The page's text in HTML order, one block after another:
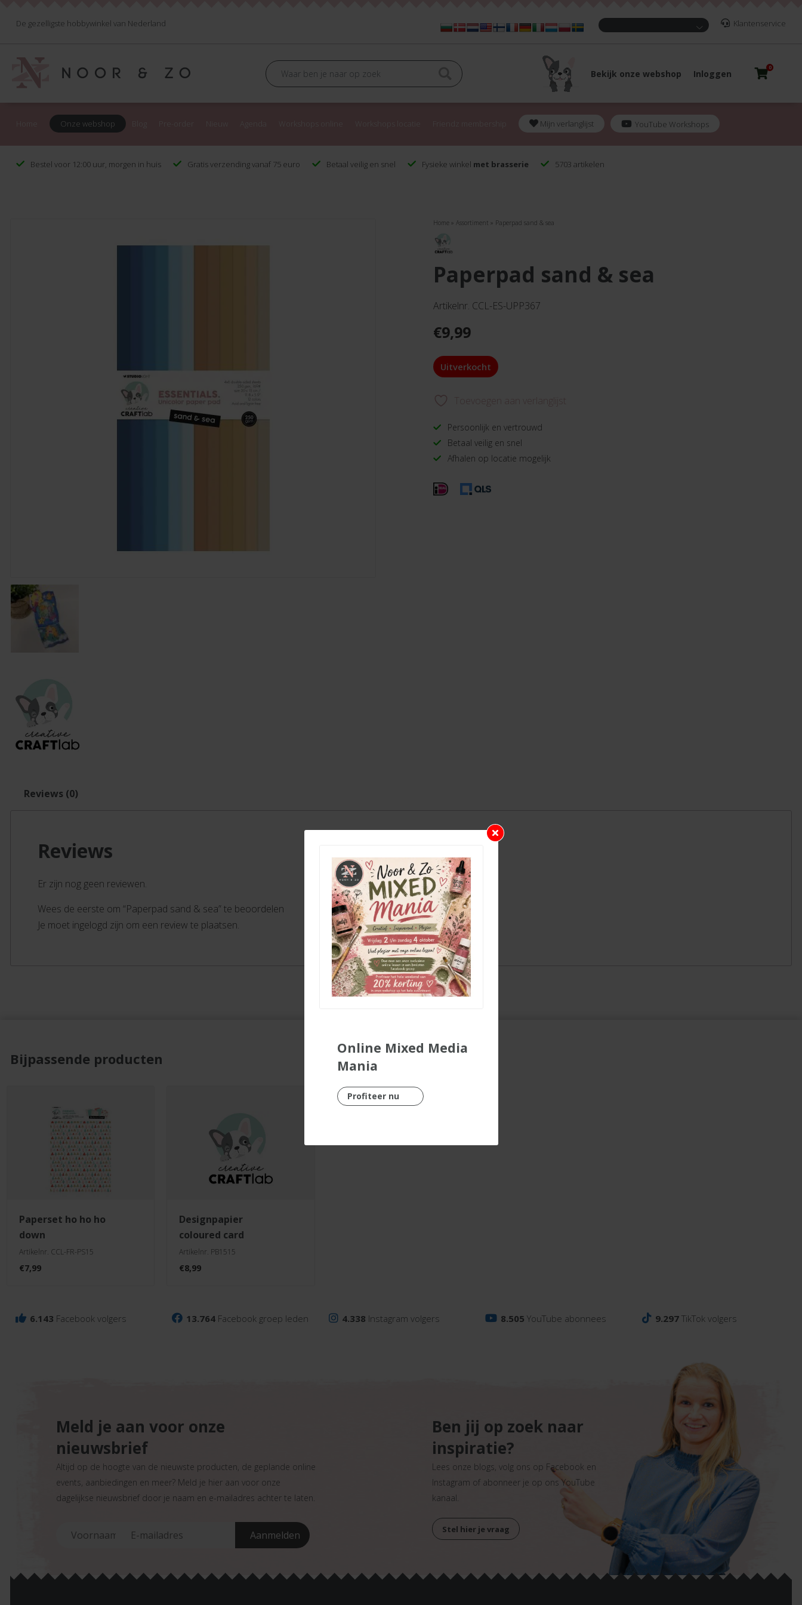
De gezelligste hobbywinkel van Nederland Klantenservice
Bekijk onze webshop Inloggen
0
Onze webshop Mijn verlanglijst YouTube Workshops
Bestel voor 12:00 uur, morgen in huis Gratis verzending vanaf 75 euro Betaal veilig en snel Fysieke winkel met brasserie 5703 artikelen
Home »Assortiment » Paperpad sand & sea
paperpad sand & sea
Artikelnr. CCL-ES-UPP367
€9,99
Uitverkocht
Toevoegen aan verlanglijst
Persoonlijk en vertrouwd
Betaal veilig en snel
Afhalen op locatie mogelijk
Reviews (0)
Reviews
Er zijn nog geen reviewen.
Wees de eerste om “Paperpad sand & sea” te beoordelen
Je moet ingelogd zijn om een review te plaatsen.
Bijpassende producten
paperset ho ho ho
down
Artikelnr. CCL-FR-PS15
€7,99
designpapier
coloured card
Artikelnr. PB1515
€8,99
6.143 Facebook volgers 13.764 Facebook groep leden 4.338 Instagram volgers 8.505 YouTube abonnees 9.297TikTok volgers
Meld je aan voor onze
nieuwsbrief
Altijd op de hoogte van de nieuwste producten, de geplande online
events, aanbiedingen en meer? Meld je hier aan voor onze
dagelijkse nieuwsbrief door je naam en e-mailadres achter te laten.
Ben jij op zoek naar
inspiratie?
Lees onze blogs, volg ons op Facebook en
Instagram of abonneer je op ons YouTube
kanaal.
Stel hier je vraag
Online Mixed Media
Mania
Profiteer nu